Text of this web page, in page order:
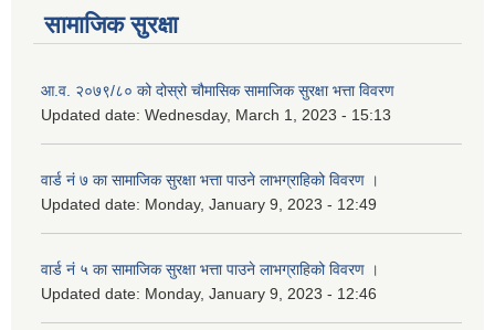
सामाजिक सुरक्षा
आ.व. २०७९/८० को दोस्रो चौमासिक सामाजिक सुरक्षा भत्ता विवरण
Updated date: Wednesday, March 1, 2023 - 15:13
वार्ड नं ७ का सामाजिक सुरक्षा भत्ता पाउने लाभग्राहिको विवरण ।
Updated date: Monday, January 9, 2023 - 12:49
वार्ड नं ५ का सामाजिक सुरक्षा भत्ता पाउने लाभग्राहिको विवरण ।
Updated date: Monday, January 9, 2023 - 12:46